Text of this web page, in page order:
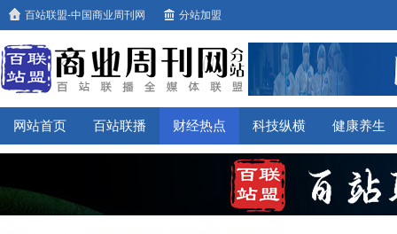
百站联盟-中国商业周刊网 分站加盟
网站首页 百站联播 财经热点 科技纵横 健康养生